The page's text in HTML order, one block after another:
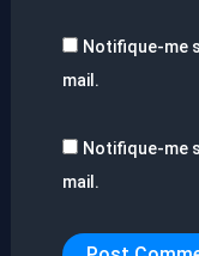
Notifique-me
mail.
Notifique-me
mail.